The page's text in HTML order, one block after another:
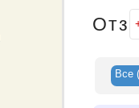
•
Все